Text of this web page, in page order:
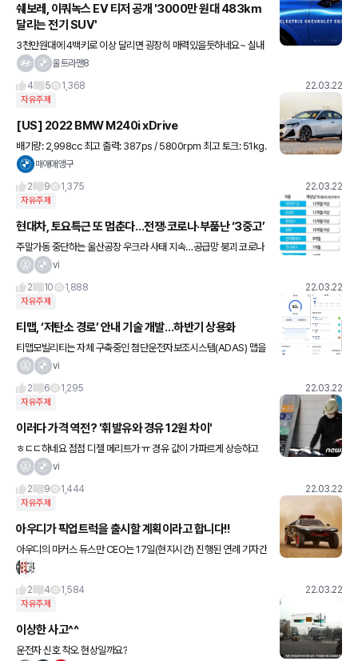
쉐보레, 이쿼녹스 EV 티저 공개 '3000만 원대 483km
달리는 전기 SUV'
3천만원대에 4백키로 이상 달리면 굉장히 매력있을듯하네요~ 실내
만 잘나오면 ㅎㅎ
울트라맨8
4
5 1,368 22.03.22
자유주제
[US] 2022 BMW M240i xDrive
배기량: 2,998cc 최고 출력: 387ps / 5800rpm 최고 토크: 51kg.
m / 1800-5000rpm 변속기: 자동 8단 구동방식: AWD 공차중량:
매애애앵구
2
9 1,375 22.03.22
자유주제
현대차, 토요특근 또 멈춘다…전쟁·코로나·부품난 ‘3중고’
주말가동 중단하는 울산공장 우크라 사태 지속…공급망 붕괴 코로나
덮친 中공장들 가동 멈춰 2년 가까이 차량용 반도체 공급난 공장내
두
vi
2
10 1,888 22.03.22
자유주제
티맵, ‘저탄소 경로’ 안내 기술 개발…하반기 상용화
티맵모빌리티는 자체 구축중인 첨단운전자보조시스템(ADAS) 맵을
기반으로 저탄소 경로를 안내하는 ‘에코경로(가칭)’를 준비중이라고
vi
2
6 1,295 22.03.22
자유주제
이러다 가격 역전? '휘발유와 경유 12원 차이'
ㅎㄷㄷ하네요 점점 디젤 메리트가 ㅠ 경유 값이 가파르게 상승하고
있다. 리터(L)당 2,000원대인 휘발윳값을 바짝 뒤쫓으면서 추가 돌
vi
2
9 1,444 22.03.22
자유주제
아우디가 픽업트럭을 출시할 계획이라고 합니다!!
아우디의 마커스 듀스만 CEO는 17일(현지시간) 진행된 연례 기자간
담회를 통해 "(픽업트럭 출시에 대해) 확답을 줄 수는 없지만, 여러가
2 4 1,584 22.03.22
자유주제
이상한 사고^^
운전자 신호 착오 현상일까요?